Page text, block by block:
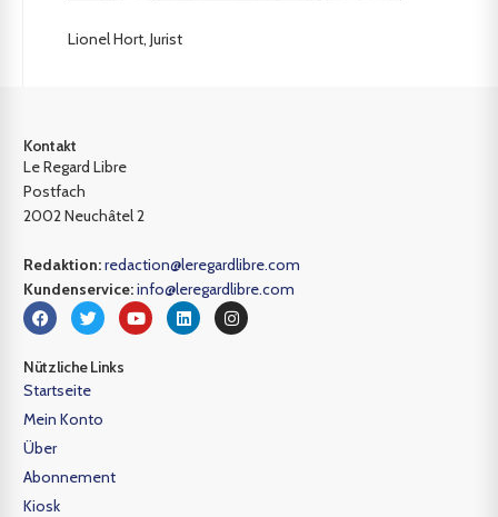
Lionel Hort, Jurist
Kontakt
Le Regard Libre
Postfach
2002 Neuchâtel 2
Redaktion:redaction@leregardlibre.com
Kundenservice:info@leregardlibre.com
Nützliche Links
Startseite
Mein Konto
Über
Abonnement
Kiosk